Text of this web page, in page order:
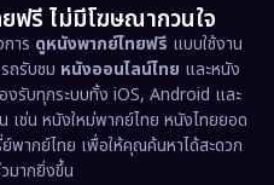
(61)
(221)
(36)
ฟรี ไม่มีโฆษณากวนใจ
าร ดูหนังพากย์ไทยฟรี แบบใช้งาน
ถรับชม หนังออนไลน์ไทย และหนัง
งรับทุกระบบทั้ง iOS, Android และ
เช่น หนังใหม่พากย์ไทย หนังไทยยอด
ากย์ไทย เพื่อให้คุณค้นหาได้สะดวก
มากยิ่งขึ้น